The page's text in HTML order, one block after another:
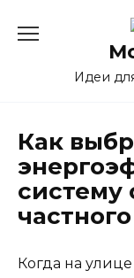
Идеи
Как
систему
Когда на улице